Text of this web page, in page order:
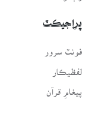
پراجيڪٽ
فونٽ سرور
لفظيڪار
پيغامِ قرآن